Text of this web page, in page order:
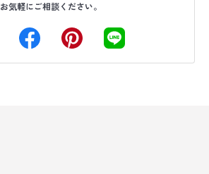
お気軽にご相談ください。